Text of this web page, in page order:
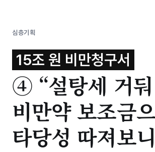
심층기획
15조 원 비만청구서
④ “설탕세 거둬
비만약 보조금
타당성 따져보